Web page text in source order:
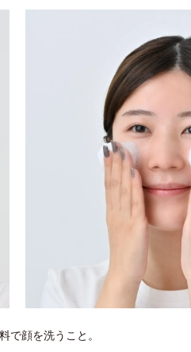
で顔を洗うこと。